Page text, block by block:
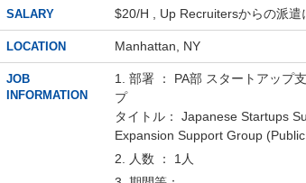
SALARY $20/H , Up Recruitersからの派遣
LOCATION Manhattan, NY
JOB
INFORMATION
1. 部署 ： PA部 スタートアップ
プ
タイトル： Japanese Startups
Expansion Support Group
2. 人数 ： 1人